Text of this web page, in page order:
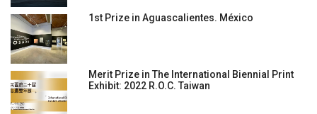
1st Prize in Aguascalientes. México
Merit Prize in The International Biennial Print
Exhibit: 2022 R.O.C. Taiwan